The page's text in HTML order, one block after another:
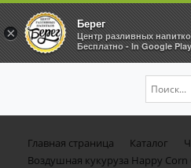
Главная страница Каталог
Воздушная кукуруза Happy
×
Берег
Центр разливных
Бесплатно - In Google Play